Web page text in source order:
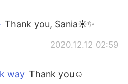
Thank you, Sania☀✨
2020.12.12 02:59
way Thank you☺️